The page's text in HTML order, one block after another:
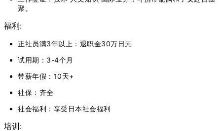
聚。
福利:
正社员满3年以上：退职金30万日元
试用期：3-4个月
带薪年假：10天+
社保：齐全
社会福利：享受日本社会福利
培训: